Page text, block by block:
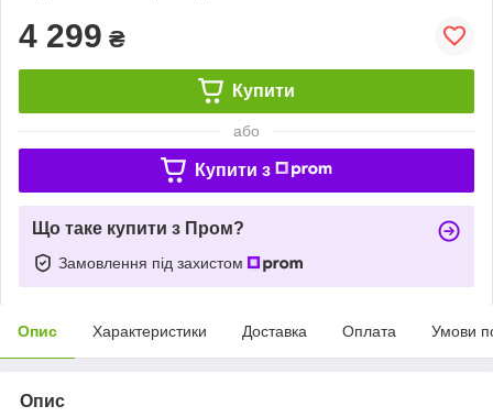
4 299 ₴
Купити
або
Купити з
Що таке купити з Пром?
Замовлення під захистом
Опис Характеристики Доставка Оплата Умови
Опис